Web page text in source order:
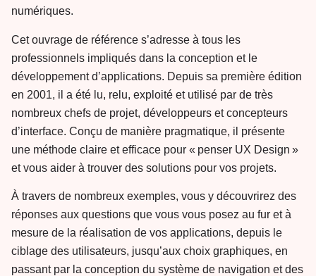
numériques.
Cet ouvrage de référence s’adresse à tous les
professionnels impliqués dans la conception et le
développement d’applications. Depuis sa première édition
en 2001, il a été lu, relu, exploité et utilisé par de très
nombreux chefs de projet, développeurs et concepteurs
d’interface. Conçu de manière pragmatique, il présente
une méthode claire et efficace pour « penser UX Design »
et vous aider à trouver des solutions pour vos projets.
À travers de nombreux exemples, vous y découvrirez des
réponses aux questions que vous vous posez au fur et à
mesure de la réalisation de vos applications, depuis le
ciblage des utilisateurs, jusqu’aux choix graphiques, en
passant par la conception du système de navigation et des